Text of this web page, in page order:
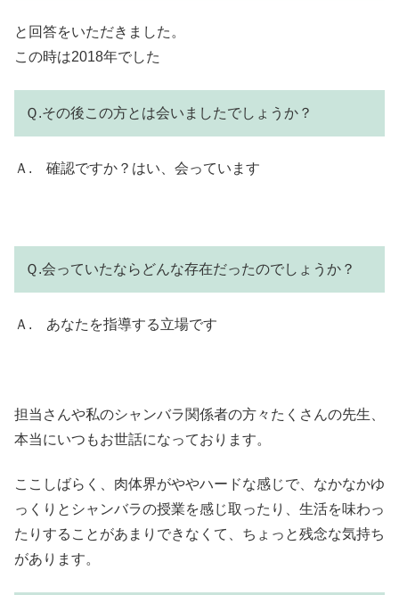
と回答をいただきました。
この時は2018年でした
Ｑ.その後この方とは会いましたでしょうか？
Ａ. 確認ですか？はい、会っています
Ｑ.会っていたならどんな存在だったのでしょうか？
Ａ. あなたを指導する立場です
担当さんや私のシャンバラ関係者の方々たくさんの先生、
本当にいつもお世話になっております。
ここしばらく、肉体界がややハードな感じで、なかなかゆ
っくりとシャンバラの授業を感じ取ったり、生活を味わっ
たりすることがあまりできなくて、ちょっと残念な気持ち
があります。